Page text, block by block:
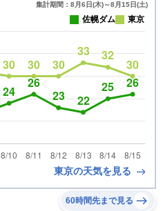
集計期間：8月6日(木)～8月15日(土)
佐幌ダム 東京
東京の天気を見る
60時間先まで見る